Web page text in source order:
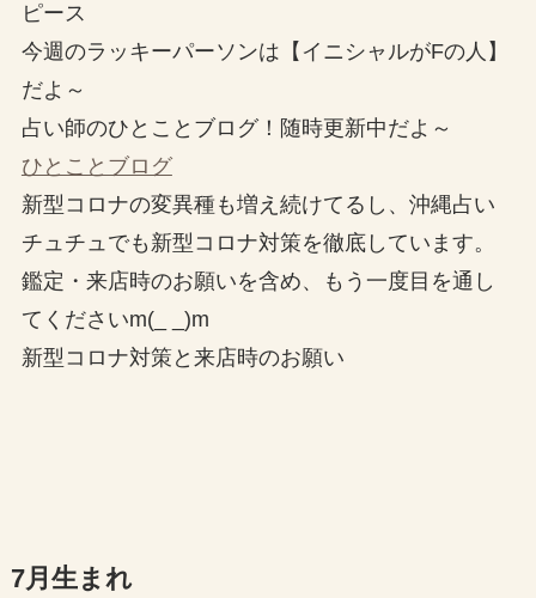
ピース
今週のラッキーパーソンは【イニシャルがFの人】
だよ～
占い師のひとことブログ！随時更新中だよ～
ひとことブログ
新型コロナの変異種も増え続けてるし、沖縄占い
チュチュでも新型コロナ対策を徹底しています。
鑑定・来店時のお願いを含め、もう一度目を通し
てくださいm(_ _)m
新型コロナ対策と来店時のお願い
7月生まれ